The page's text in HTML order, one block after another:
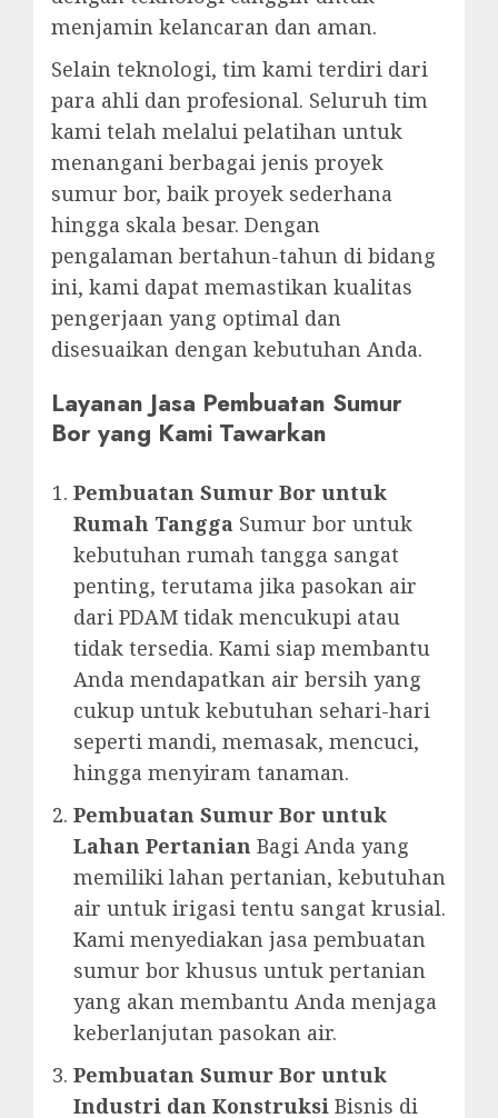
menjamin kelancaran dan aman.
Selain teknologi, tim kami terdiri dari
para ahli dan profesional. Seluruh tim
kami telah melalui pelatihan untuk
menangani berbagai jenis proyek
sumur bor, baik proyek sederhana
hingga skala besar. Dengan
pengalaman bertahun-tahun di bidang
ini, kami dapat memastikan kualitas
pengerjaan yang optimal dan
disesuaikan dengan kebutuhan Anda.
Layanan Jasa Pembuatan Sumur
Bor yang Kami Tawarkan
Pembuatan Sumur Bor untuk
Rumah Tangga Sumur bor untuk
kebutuhan rumah tangga sangat
penting, terutama jika pasokan air
dari PDAM tidak mencukupi atau
tidak tersedia. Kami siap membantu
Anda mendapatkan air bersih yang
cukup untuk kebutuhan sehari-hari
seperti mandi, memasak, mencuci,
hingga menyiram tanaman.
Pembuatan Sumur Bor untuk
Lahan Pertanian Bagi Anda yang
memiliki lahan pertanian, kebutuhan
air untuk irigasi tentu sangat krusial.
Kami menyediakan jasa pembuatan
sumur bor khusus untuk pertanian
yang akan membantu Anda menjaga
keberlanjutan pasokan air.
Pembuatan Sumur Bor untuk
Industri dan Konstruksi Bisnis di